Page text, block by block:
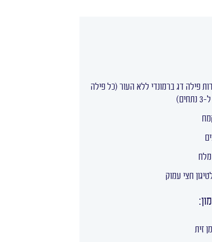
פילה דג ברמונדי ללא העור (כל פילה
חצי עמוק
זית